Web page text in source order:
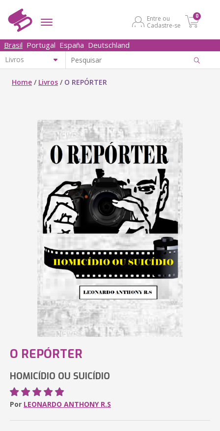
Entre ou
Cadastre-se
0
Brasil Portugal España Deutschland
Home / Livros / O REPÓRTER
O REPÓRTER
HOMICÍDIO OU SUICÍDIO
Por LEONARDO ANTHONY R.S